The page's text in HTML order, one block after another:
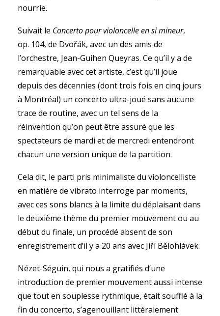
nourrie.
Suivait le Concerto pour violoncelle en si mineur,
op. 104, de Dvořák, avec un des amis de
l’orchestre, Jean-Guihen Queyras. Ce qu’il y a de
remarquable avec cet artiste, c’est qu’il joue
depuis des décennies (dont trois fois en cinq jours
à Montréal) un concerto ultra-joué sans aucune
trace de routine, avec un tel sens de la
réinvention qu’on peut être assuré que les
spectateurs de mardi et de mercredi entendront
chacun une version unique de la partition.
Cela dit, le parti pris minimaliste du violoncelliste
en matière de vibrato interroge par moments,
avec ces sons blancs à la limite du déplaisant dans
le deuxième thème du premier mouvement ou au
début du finale, un procédé absent de son
enregistrement d’il y a 20 ans avec Jiří Bělohlávek.
Nézet-Séguin, qui nous a gratifiés d’une
introduction de premier mouvement aussi intense
que tout en souplesse rythmique, était soufflé à la
fin du concerto, s’agenouillant littéralement